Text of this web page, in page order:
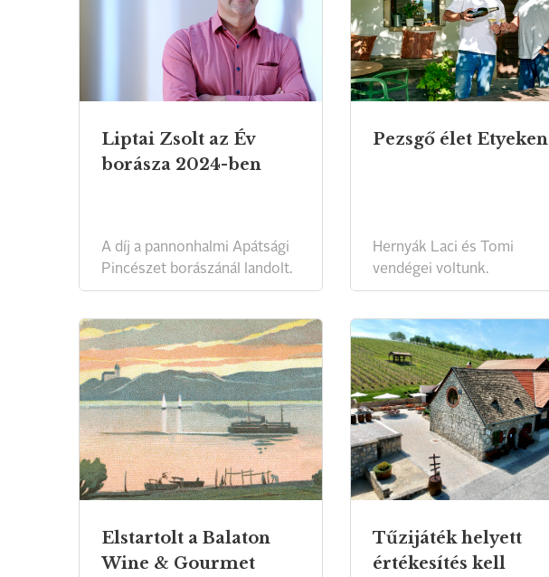
Liptai Zsolt az Év
borásza 2024-ben
A díj a pannonhalmi Apátsági
Pincészet borászánál landolt.
Pezsgő élet Etyeken
Hernyák Laci és Tomi
vendégei voltunk.
Elstartolt a Balaton
Wine & Gourmet
Tűzijáték helyett
értékesítés kell